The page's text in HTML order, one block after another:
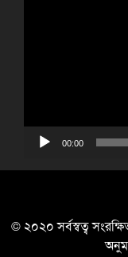
00:00
© ২০২০ সর্বস্বত্ব